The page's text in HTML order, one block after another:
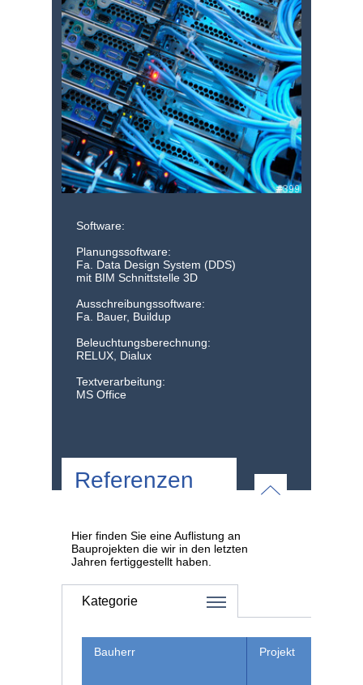
Software:
Planungssoftware:
Fa. Data Design System (DDS)
mit BIM Schnittstelle 3D
Ausschreibungssoftware:
Fa. Bauer, Buildup
Beleuchtungsberechnung:
RELUX, Dialux
Textverarbeitung:
MS Office
Referenzen
Hier finden Sie eine Auflistung an
Bauprojekten die wir in den letzten
Jahren fertiggestellt haben.
Kategorie
Bauherr Projekt